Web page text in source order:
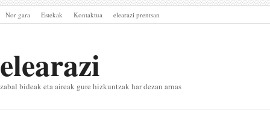
Nor gara Estekak Kontaktua elearazi prentsan
elearazi
zabal bideak eta aireak gure hizkuntzak har dezan arnas